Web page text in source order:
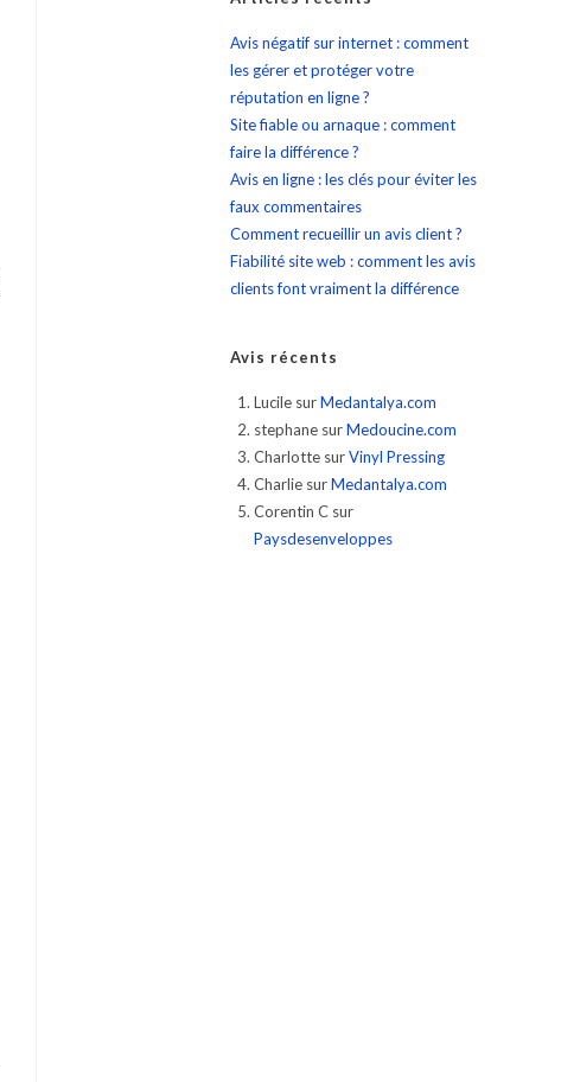
Avis négatif sur internet : comment
les gérer et protéger votre
réputation en ligne ?
Site fiable ou arnaque : comment
faire la différence ?
Avis en ligne : les clés pour éviter les
faux commentaires
Comment recueillir un avis client ?
Fiabilité site web : comment les avis
clients font vraiment la différence
Avis récents
LucilesurMedantalya.com
stephanesurMedoucine.com
CharlottesurVinyl Pressing
CharliesurMedantalya.com
Corentin Csur
Paysdesenveloppes